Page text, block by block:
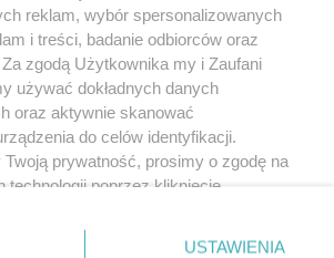
O nas
reklam, wybór spersonalizowanych
i treści, badanie odbiorców oraz
Za zgodą Użytkownika my i Zaufani
używać dokładnych danych
oraz aktywnie skanować
do celów identyfikacji.
prywatność, prosimy o zgodę na
technologii poprzez kliknięcie
przycisk ustawień prywatności
USTAWIENIA